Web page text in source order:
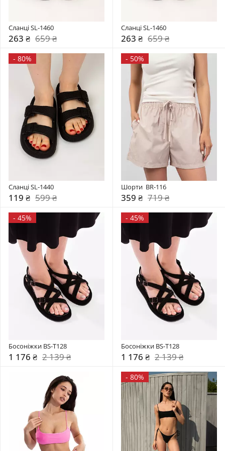
Сланці SL-1460
263 ₴ 659 ₴
Сланці SL-1460
263 ₴ 659 ₴
- 80%
Сланці SL-1440
119 ₴ 599 ₴
- 50%
Шорти  BR-116
359 ₴ 719 ₴
- 45%
Босоніжки BS-T128
1 176 ₴ 2 139 ₴
- 45%
Босоніжки BS-T128
1 176 ₴ 2 139 ₴
- 80%